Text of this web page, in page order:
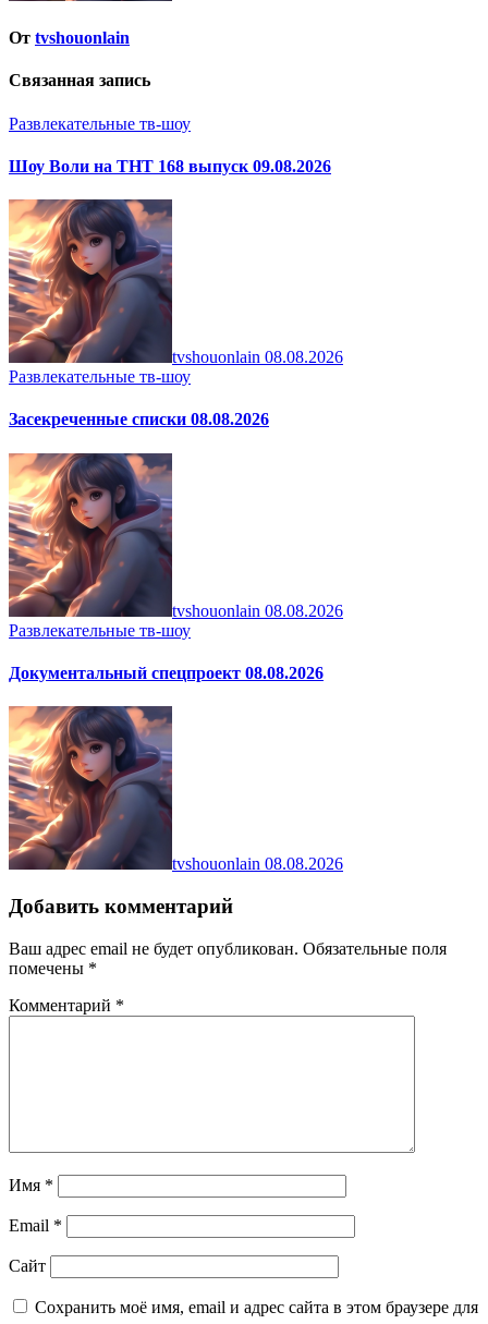
От tvshouonlain
Связанная запись
Развлекательные тв-шоу
Шоу Воли на ТНТ 168 выпуск 09.08.2026
tvshouonlain 08.08.2026
Развлекательные тв-шоу
Засекреченные списки 08.08.2026
tvshouonlain 08.08.2026
Развлекательные тв-шоу
Документальный спецпроект 08.08.2026
tvshouonlain 08.08.2026
Добавить комментарий
Ваш адрес email не будет опубликован. Обязательные поля
помечены *
Комментарий *
Имя *
Email *
Сайт
Сохранить моё имя, email и адрес сайта в этом браузере для